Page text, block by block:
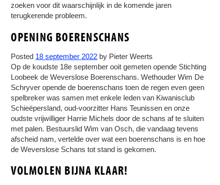
zoeken voor dit waarschijnlijk in de komende jaren
terugkerende probleem.
OPENING BOERENSCHANS
Posted 18 september 2022 by Pieter Weerts
Op de koudste 18e september ooit gemeten opende Stichting
Loobeek de Weverslose Boerenschans. Wethouder Wim De
Schryver opende de boerenschans toen de regen even geen
spelbreker was samen met enkele leden van Kiwanisclub
Schieëpersland, oud-voorzitter Hans Teunissen en onze
oudste vrijwilliger Harrie Michels door de schans af te sluiten
met palen. Bestuurslid Wim van Osch, die vandaag tevens
afscheid nam, vertelde over wat een boerenschans is en hoe
de Weverslose Schans tot stand is gekomen.
VOLMOLEN BIJNA KLAAR!